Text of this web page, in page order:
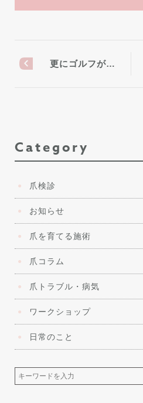
更にゴルフが…
Category
爪検診
お知らせ
爪を育てる施術
爪コラム
爪トラブル・病気
ワークショップ
日常のこと